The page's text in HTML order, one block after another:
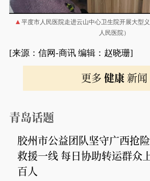
平度市人民医院走进云山中心卫生院开展大型
人民医院）
[来源：信网-商讯 编辑：赵晓珊]
更多 健康新闻
青岛话题
胶州市公益团队坚守广西抢险
救援一线 每日协助转运群众
百人